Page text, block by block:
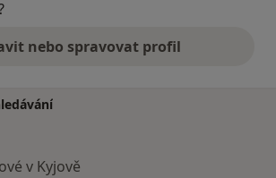
nebo spravovat profil
v Kyjově